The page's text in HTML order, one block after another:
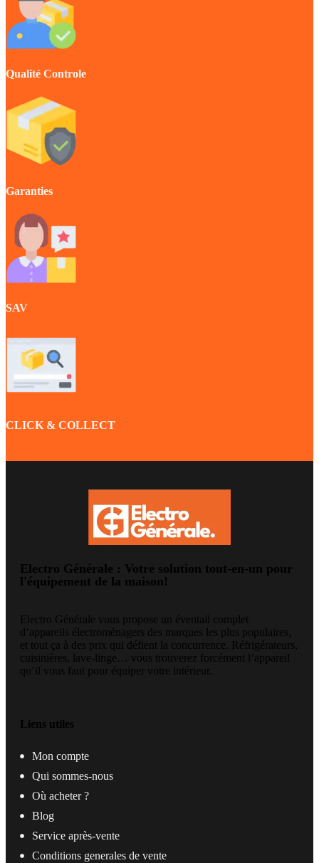
Qualité Controle
Garanties
SAV
CLICK & COLLECT
Electro Générale : Votre solution tout-en-un pour
l'équipement de la maison!
Electro Générale vous propose un éventail complet
d’appareils électroménagers des marques les plus populaires,
et tout ça à des prix qui défient la concurrence. Réfrigérateurs,
cuisinières, lave-linge… vous trouverez forcément l’appareil
qu’il vous faut pour équiper votre intérieur.
Liens utiles
Mon compte
Qui sommes-nous
Où acheter ?
Blog
Service après-vente
Conditions generales de vente